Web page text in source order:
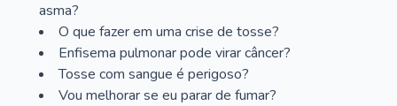
asma?
O que fazer em uma crise de tosse?
Enfisema pulmonar pode virar câncer?
Tosse com sangue é perigoso?
Vou melhorar se eu parar de fumar?